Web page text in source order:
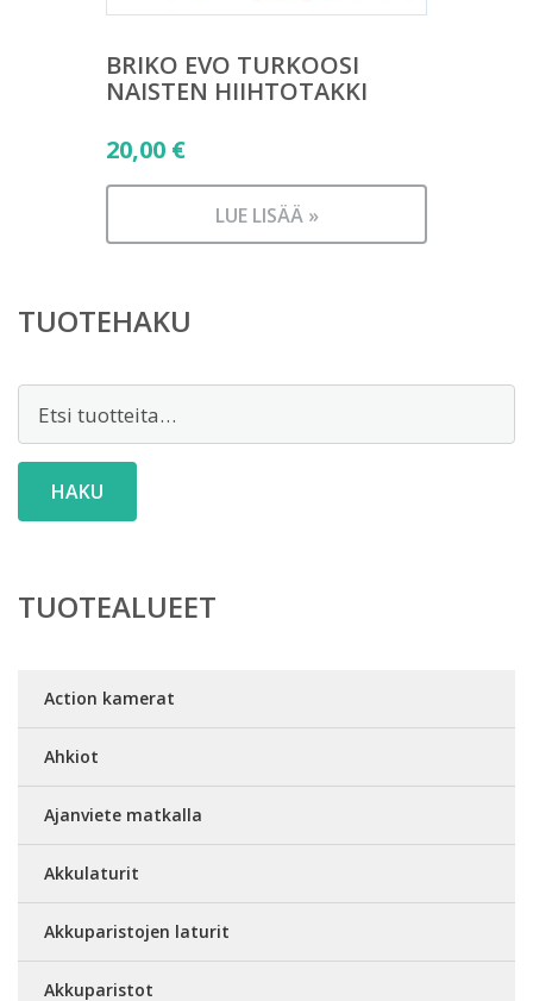
BRIKO EVO TURKOOSI
NAISTEN HIIHTOTAKKI
20,00 €
LUE LISÄÄ »
TUOTEHAKU
HAKU
TUOTEALUEET
Action kamerat
Ahkiot
Ajanviete matkalla
Akkulaturit
Akkuparistojen laturit
Akkuparistot